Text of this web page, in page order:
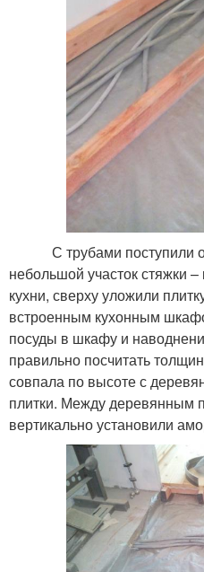
С трубами поступили
небольшой участок стяжки
кухни, сверху уложили
встроенным кухонным
посуды в шкафу и
правильно посчитать
совпала по высоте с
плитки. Между деревянным
вертикально установили